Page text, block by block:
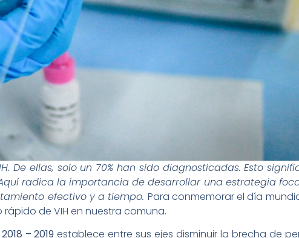
De ellas, solo un 70% han sido diagnosticadas. Esto
radica la importancia de desarrollar una estrategia
efectivo y a tiempo. Para conmemorar el día
de VIH en nuestra comuna.
– 2019 establece entre sus ejes disminuir la brecha de